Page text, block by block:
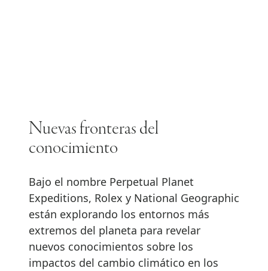
Nuevas fronteras del
conocimiento
Bajo el nombre Perpetual Planet
Expeditions, Rolex y National Geographic
están explorando los entornos más
extremos del planeta para revelar
nuevos conocimientos sobre los
impactos del cambio climático en los